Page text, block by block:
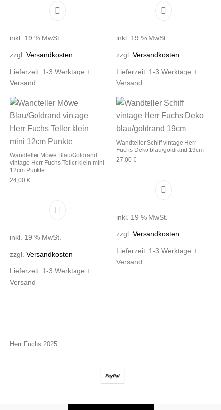
inkl. 19 % MwSt.
zzgl.Versandkosten
Lieferzeit: 1-3 Werktage +
Versand
inkl. 19 % MwSt.
zzgl. Versandkosten
Lieferzeit: 1-3 Werktage +
Versand
Wandteller Möwe Blau/Goldrand
vintage Herr Fuchs Teller klein mini
12cm Punkte
24,00€
inkl. 19 % MwSt.
zzgl.Versandkosten
Lieferzeit: 1-3 Werktage +
Versand
Wandteller Schiff vintage Herr
Fuchs Deko blau/goldrand 19cm
27,00 €
inkl. 19 % MwSt.
zzgl. Versandkosten
Lieferzeit: 1-3 Werktage +
Versand
Herr Fuchs 2025